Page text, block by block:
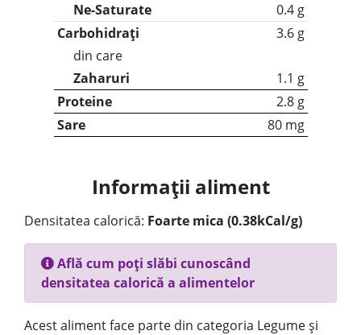
Ne-Saturate
0.4 g
Carbohidrați
3.6 g
din care
Zaharuri
1.1 g
Proteine
2.8 g
Sare
80 mg
Informații aliment
Densitatea calorică: Foarte mica (0.38kCal/g)
Află cum poți slăbi cunoscând
densitatea calorică a alimentelor
Acest aliment face parte din categoria Legume și